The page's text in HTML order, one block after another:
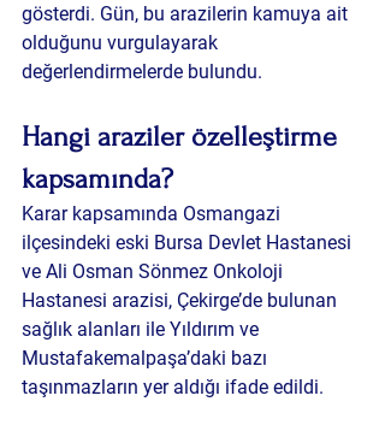
gösterdi. Gün, bu arazilerin kamuya ait
olduğunu vurgulayarak
değerlendirmelerde bulundu.
Hangi araziler özelleştirme
kapsamında?
Karar kapsamında Osmangazi
ilçesindeki eski Bursa Devlet Hastanesi
ve Ali Osman Sönmez Onkoloji
Hastanesi arazisi, Çekirge’de bulunan
sağlık alanları ile Yıldırım ve
Mustafakemalpaşa’daki bazı
taşınmazların yer aldığı ifade edildi.